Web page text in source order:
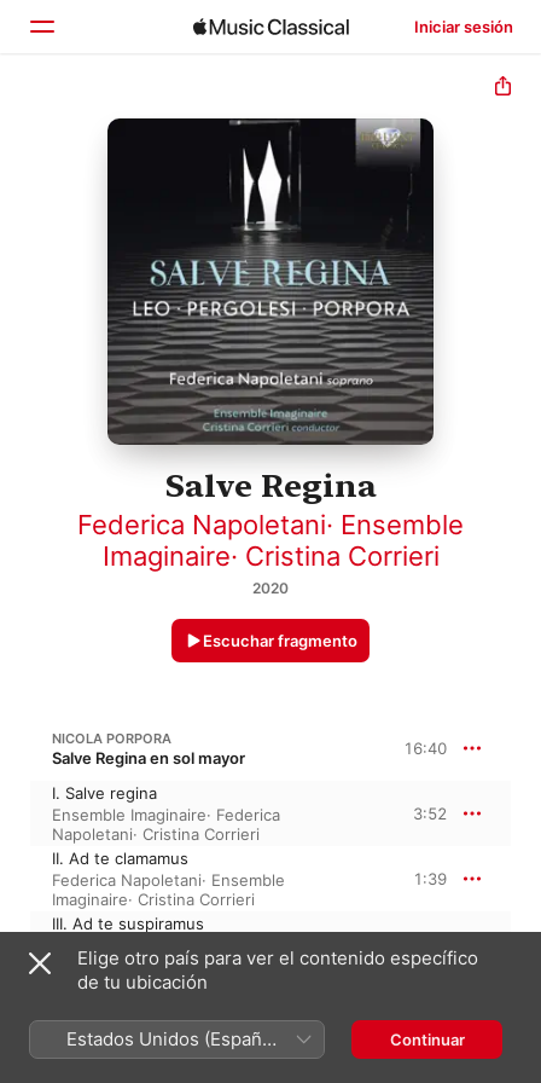
Iniciar sesión
Inicio
Salve Regina
Federica Napoletani· Ensemble
Imaginaire· Cristina Corrieri
2020
Escuchar fragmento
NICOLA PORPORA
Salve Regina en sol mayor 16:40
I. Salve regina
Ensemble Imaginaire· Federica
Napoletani· Cristina Corrieri
3:52
II. Ad te clamamus
Federica Napoletani· Ensemble
Imaginaire· Cristina Corrieri
1:39
III. Ad te suspiramus
Ensemble Imaginaire
Napoletani·Cristina Corrieri
IV. Eja ergo
Imaginaire · Cristina Corrieri
V. Et Jesum benedictum
Elige otro país para ver el contenido específico
de tu ubicación
Estados Unidos (Español
México)
Continuar